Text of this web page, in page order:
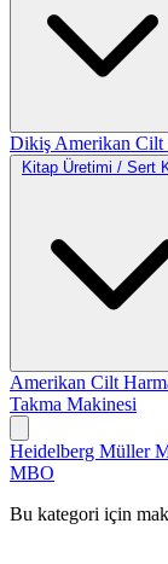
Dikiş Amerikan Cilt
Kitap Üretimi / Sert
Amerikan Cilt
Takma Makinesi
Heidelberg Müller
MBO
Bu kategori için